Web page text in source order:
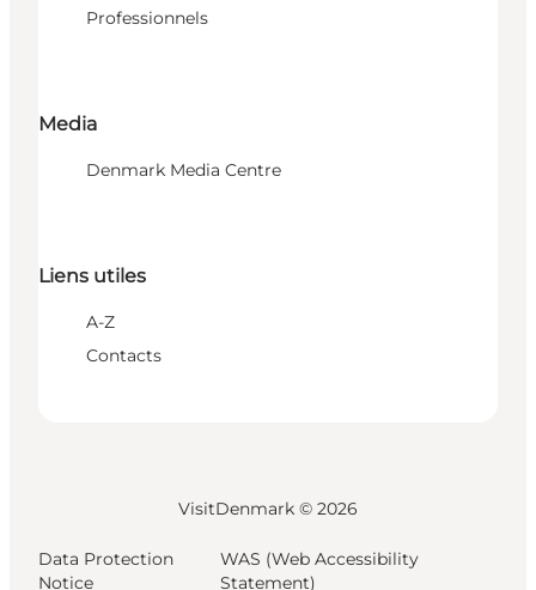
Professionnels
Media
Denmark Media Centre
Liens utiles
A-Z
Contacts
VisitDenmark © 2026
Data Protection
Notice
WAS (Web Accessibility
Statement)